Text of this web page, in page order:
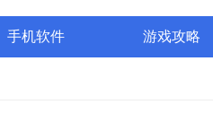
手机软件 游戏攻略